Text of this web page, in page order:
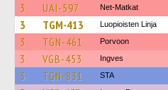
3 UAI-597 Net-Matkat
3 TGM-413 Luopioisten Linja
3 TGN-461 Porvoon
3 VGB-453 Ingves
3 TGN-831 STA